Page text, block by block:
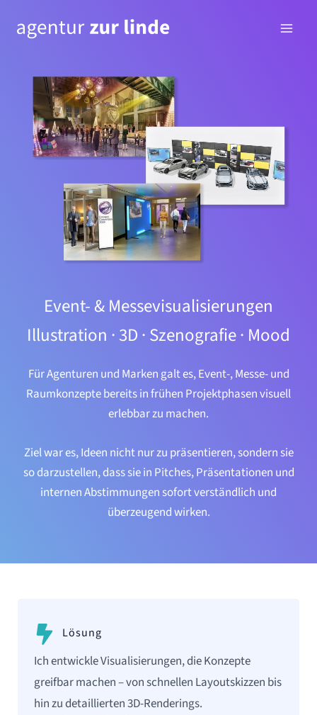
Inhalt
Event- & Messevisualisierungen
Illustration · 3D · Szenografie · Mood
Für Agenturen und Marken galt es, Event-, Messe- und
Raumkonzepte bereits in frühen Projektphasen visuell
erlebbar zu machen.
Ziel war es, Ideen nicht nur zu präsentieren, sondern sie
so darzustellen, dass sie in Pitches, Präsentationen und
internen Abstimmungen sofort verständlich und
überzeugend wirken.
Lösung
Ich entwickle Visualisierungen, die Konzepte
greifbar machen – von schnellen Layoutskizzen bis
hin zu detaillierten 3D-Renderings.